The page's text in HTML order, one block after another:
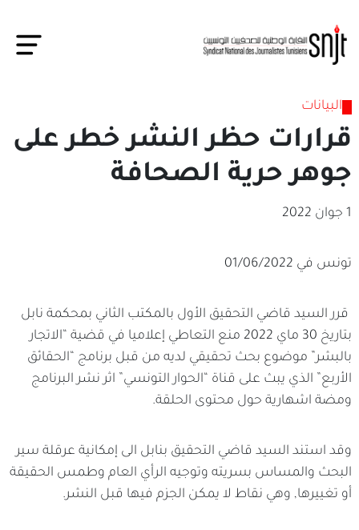
البيانات
قرارات حظر النشر خطر على
جوهر حرية الصحافة
1 جوان 2022
تونس في 01/06/2022
قرر السيد قاضي التحقيق الأول بالمكتب الثاني بمحكمة نابل
بتاريخ 30 ماي 2022 منع التعاطي إعلاميا في قضية “الاتجار
بالبشر” موضوع بحث تحقيقي لديه من قبل برنامج “الحقائق
الأربع” الذي يبث على قناة “الحوار التونسي” اثر نشر البرنامج
ومضة اشهارية حول محتوى الحلقة.
وقد استند السيد قاضي التحقيق بنابل الى إمكانية عرقلة سير
البحث والمساس بسريته وتوجيه الرأي العام وطمس الحقيقة
أو تغييرها, وهي نقاط لا يمكن الجزم فيها قبل النشر.